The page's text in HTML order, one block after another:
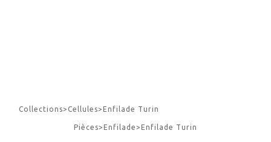
Collections> Cellules>Enfilade Turin
Pièces>Enfilade>Enfilade Turin